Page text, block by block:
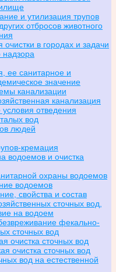
и утилизация трупов
отбросов животного
очистки в городах и задачи
надзора
ее санитарное и
значение
канализации
канализация
отведения
вод
людей
кремация
водоемов и очистка
охраны водоемов
водоемов
свойства и состав
сточных вод,
на водоем
фекально-
сточных вод
очистка сточных вод
очистка сточных вод
вод на естественной